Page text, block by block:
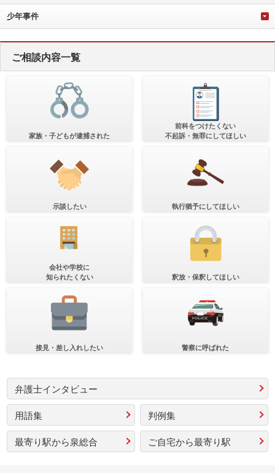
少年事件
ご相談内容一覧
家族・子どもが逮捕された
前科をつけたくない
不起訴・無罪にしてほしい
示談したい 執行猶予にしてほしい
会社や学校に
知られたくない
釈放・保釈してほしい
接見・差し入れしたい 警察に呼ばれた
弁護士インタビュー
判例集
用語集
ご自宅から最寄り駅
最寄り駅から泉総合